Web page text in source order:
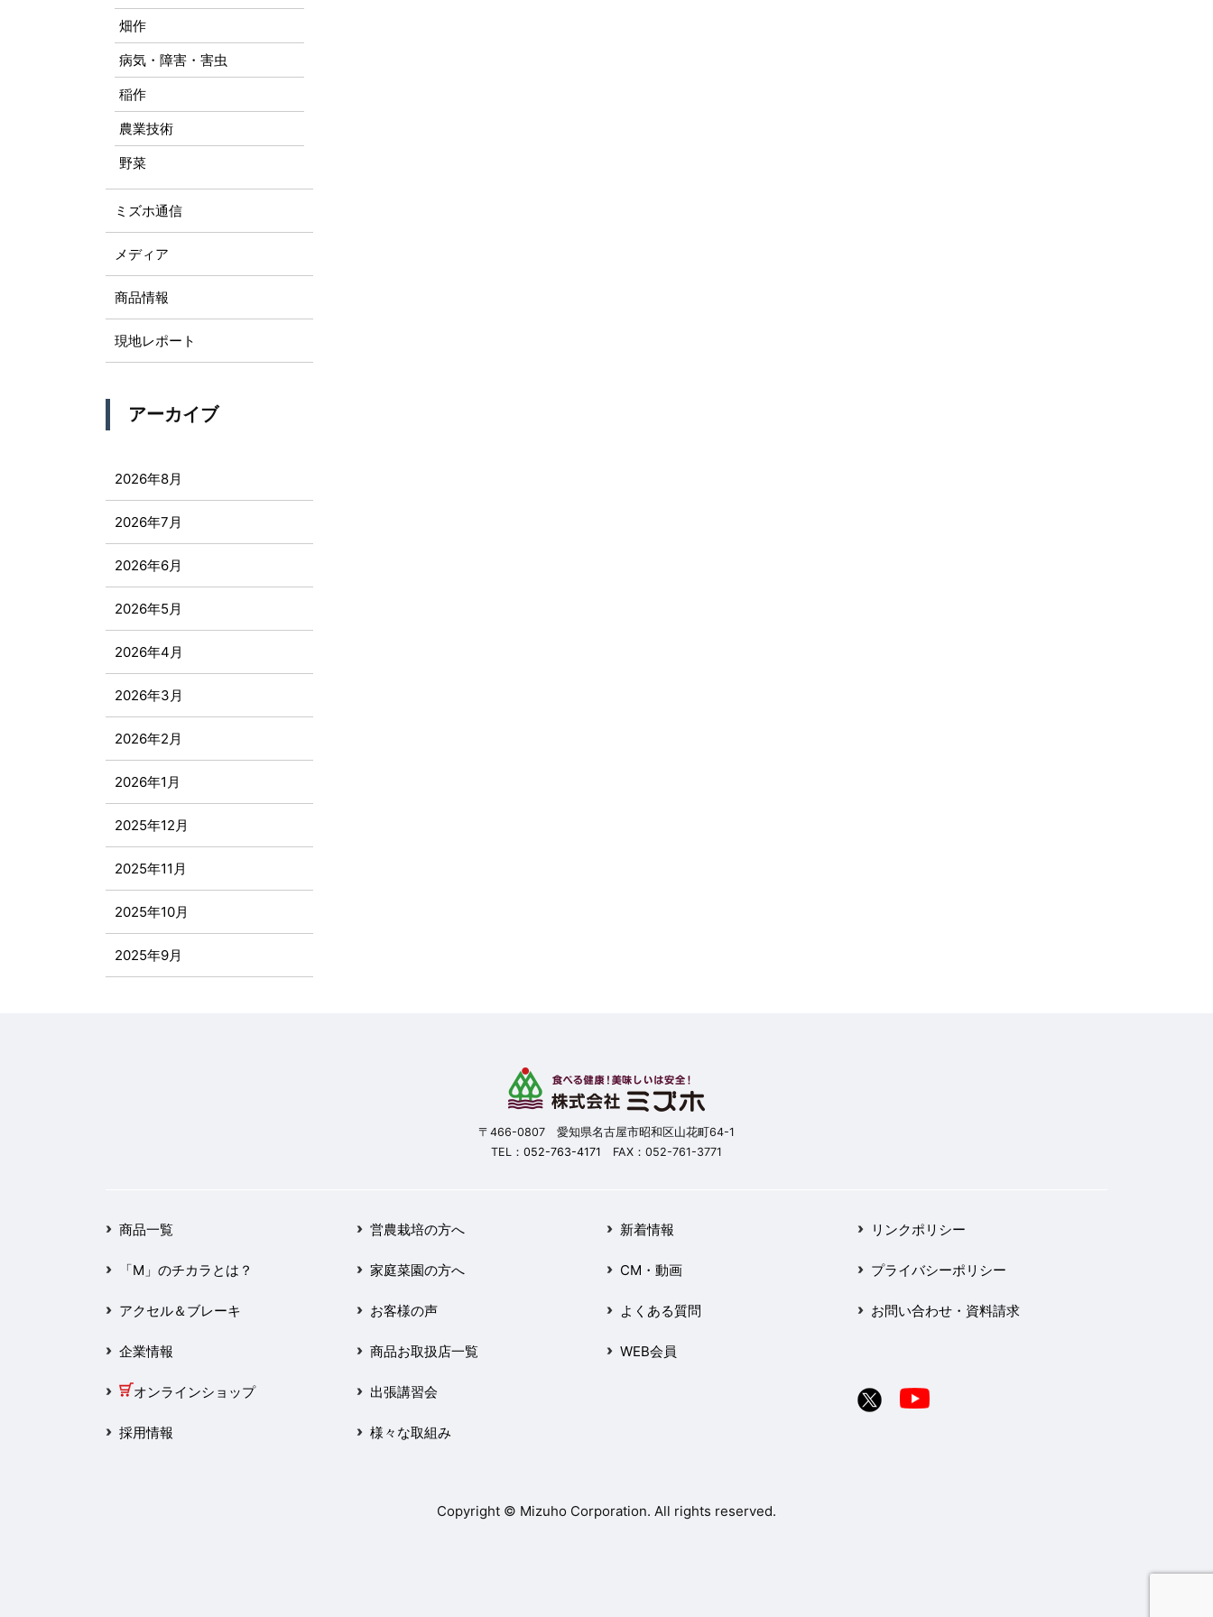
畑作
病気・障害・害虫
稲作
農業技術
野菜
ミズホ通信
メディア
商品情報
現地レポート
アーカイブ
2026年8月
2026年7月
2026年6月
2026年5月
2026年4月
2026年3月
2026年2月
2026年1月
2025年12月
2025年11月
2025年10月
2025年9月
2025年1月
2024年12月
2024年11月
2024年10月
〒466-0807 愛知県名古屋市昭和区山花町64-1
TEL： 052-763-4171 FAX：052-761-3771
商品一覧
「M」のチカラとは？
アクセル＆ブレーキ
企業情報
オンラインショップ
採用情報
営農栽培の方へ
家庭菜園の方へ
お客様の声
商品お取扱店一覧
出張講習会
様々な取組み
新着情報
CM・動画
よくある質問
WEB会員
リンクポリシー
プライバシーポリシー
お問い合わせ・資料請求
Copyright © Mizuho Corporation. All rights reserved.